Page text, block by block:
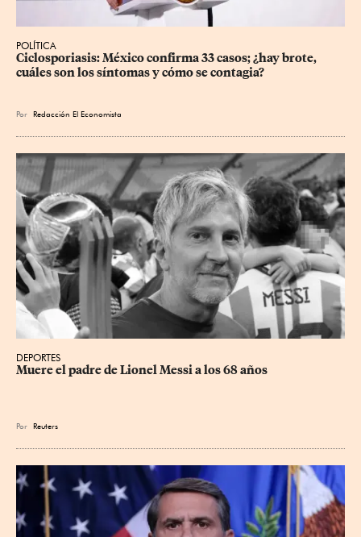
POLÍTICA
Ciclosporiasis: México confirma 33 casos; ¿hay brote,
cuáles son los síntomas y cómo se contagia?
Por Redacción El Economista
DEPORTES
Muere el padre de Lionel Messi a los 68 años
Por Reuters